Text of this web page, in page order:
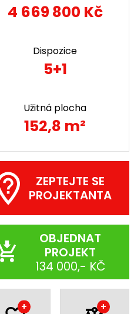
4 669 800 Kč
Dispozice
5+1
Užitná plocha
152,8 m²
ZEPTEJTE SE
PROJEKTANTA
OBJEDNAT
PROJEKT
134 000,- KČ
+ +